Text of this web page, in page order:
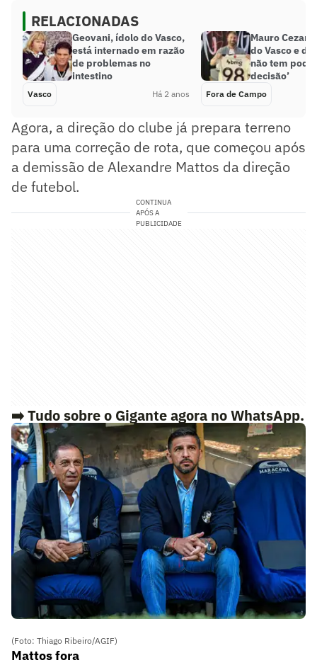
RELACIONADAS
Geovani, ídolo do Vasco,
está internado em razão
de problemas no
intestino
Vasco Há 2 anos
Mauro Cezar
do Vasco e
não tem
decisão’
Fora de Campo
Agora, a direção do clube já prepara terreno
para uma correção de rota, que começou após
a demissão de Alexandre Mattos da direção
de futebol.
CONTINUA
APÓS A
PUBLICIDADE
➡️ Tudo sobre o Gigante agora no WhatsApp.
Siga o nosso canal Lance! Vasco
(Foto: Thiago Ribeiro/AGIF)
Mattos fora